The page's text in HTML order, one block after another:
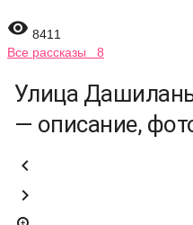
 8411
Все рассказы 8
Улица
— описание,

